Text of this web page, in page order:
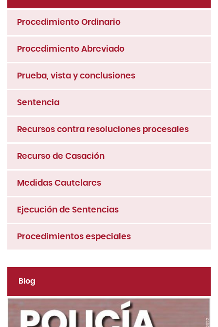
Procedimiento Ordinario
Procedimiento Abreviado
Prueba, vista y conclusiones
Sentencia
Recursos contra resoluciones procesales
Recurso de Casación
Medidas Cautelares
Ejecución de Sentencias
Procedimientos especiales
Blog